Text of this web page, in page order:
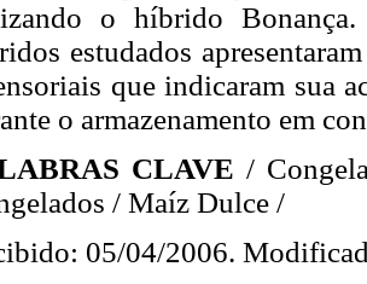
o híbrido
estudados
que indicaram sua
o armazenamento em
CLAVE/
/ Maíz Dulce /
05/04/2006.